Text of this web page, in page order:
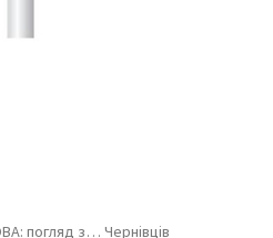
погляд з… Чернівців